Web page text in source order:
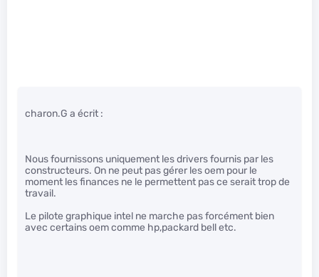
charon.G a écrit :
Nous fournissons uniquement les drivers fournis par les
constructeurs. On ne peut pas gérer les oem pour le
moment les finances ne le permettent pas ce serait trop de
travail.
Le pilote graphique intel ne marche pas forcément bien
avec certains oem comme hp,packard bell etc.